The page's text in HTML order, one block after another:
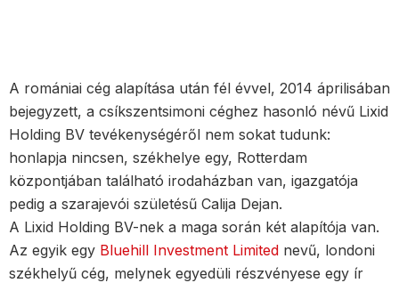
A romániai cég alapítása után fél évvel, 2014 áprilisában
bejegyzett, a csíkszentsimoni céghez hasonló névű Lixid
Holding BV tevékenységéről nem sokat tudunk:
honlapja nincsen, székhelye egy, Rotterdam
központjában található irodaházban van, igazgatója
pedig a szarajevói születésű Calija Dejan.
A Lixid Holding BV-nek a maga során két alapítója van.
Az egyik egy Bluehill Investment Limited nevű, londoni
székhelyű cég, melynek egyedüli részvényese egy ír